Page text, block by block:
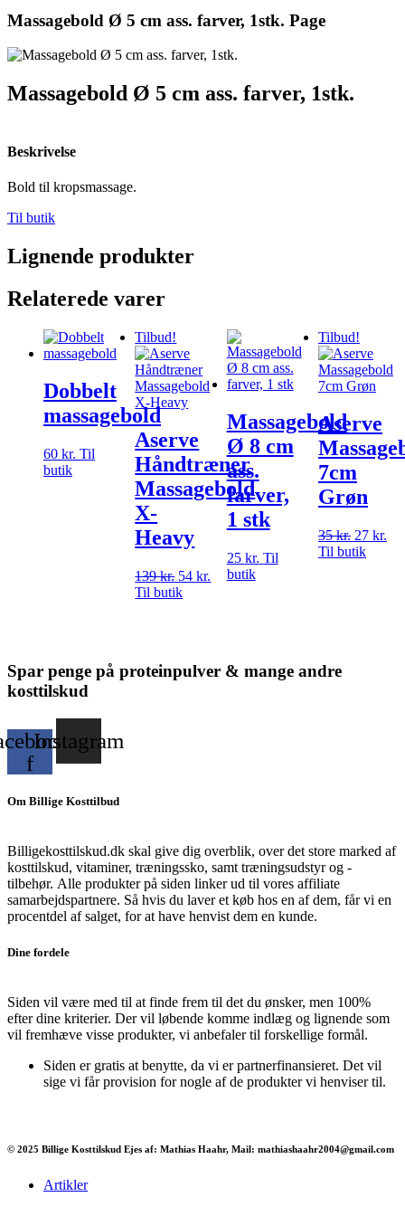
Massagebold Ø 5 cm ass. farver, 1stk. Page
Massagebold Ø 5 cm ass. farver, 1stk.
Beskrivelse
Bold til kropsmassage.
Til butik
Lignende produkter
Relaterede varer
Dobbelt
massagebold
60 kr. Til
butik
Tilbud!
Aserve
Håndtræner
Massagebold
X-
Heavy
139kr. Den
oprindelige
54kr. Den
Til butik
Massagebold
Ø 8 cm
ass.
farver,
1 stk
25 kr. Til
butik
Tilbud!
Aserve
7cm
Grøn
35kr. Den
27 kr.
Til butik
Spar penge på proteinpulver & mange andre
kosttilskud
f
Instagram
Om Billige Kosttilbud
Billigekosttilskud.dk skal give dig overblik, over det store marked af
kosttilskud, vitaminer, træningssko, samt træningsudstyr og -
tilbehør. Alle produkter på siden linker ud til vores affiliate
samarbejdspartnere. Så hvis du laver et køb hos en af dem, får vi en
procentdel af salget, for at have henvist dem en kunde.
Dine fordele
Siden vil være med til at finde frem til det du ønsker, men 100%
efter dine kriterier. Der vil løbende komme indlæg og lignende som
vil fremhæve visse produkter, vi anbefaler til forskellige formål.
Siden er gratis at benytte, da vi er partnerfinansieret. Det vil
sige vi får provision for nogle af de produkter vi henviser til.
© 2025 Billige Kosttilskud Ejes af: Mathias Haahr, Mail: mathiashaahr2004@gmail.com
Artikler